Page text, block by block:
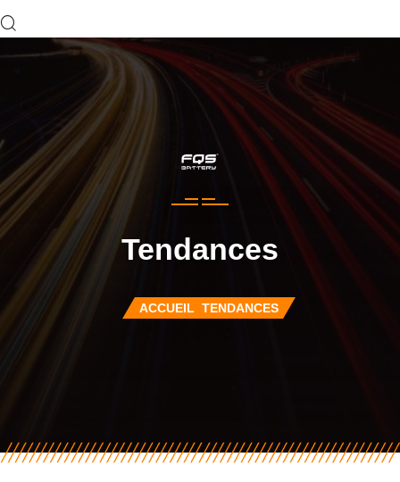
Tendances
ACCUEIL TENDANCES